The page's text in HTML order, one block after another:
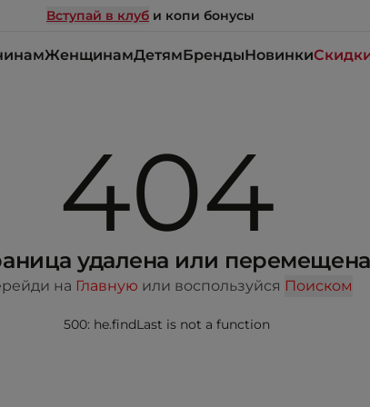
Вступай в клуб и копи бонусы
ЖенщинамДетямБрендыНовинки
404
удалена или перемещена
на Главную или воспользуйся Поиском
500: he.findLast is not a function